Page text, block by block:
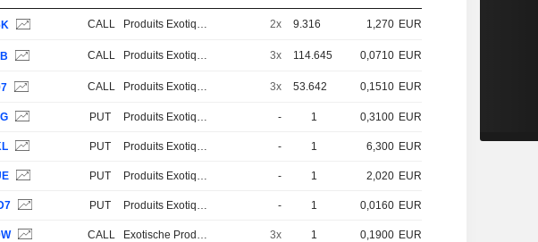
CALL Produits Exotiques 2x 9.316 1,270 EUR
CALL Produits Exotiques 3x 114.645 0,0710 EUR
CALL Produits Exotiques 3x 53.642 0,1510 EUR
PUT Produits Exotiques - 1 0,3100 EUR
PUT Produits Exotiques - 1 6,300 EUR
PUT Produits Exotiques - 1 2,020 EUR
PUT Produits Exotiques - 1 0,0160 EUR
CALL Exotische Produkte 3x 1 0,1900 EUR